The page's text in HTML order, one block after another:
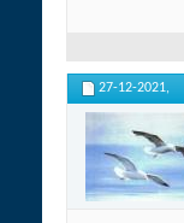
27-12-2021,